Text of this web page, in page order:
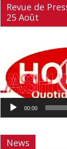
Revue de
25 Août
00:00
News